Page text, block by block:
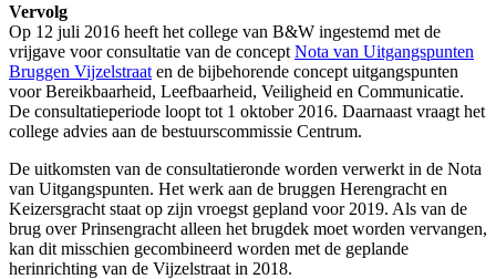
Vervolg
Op 12 juli 2016 heeft het college van B&W ingestemd met de
vrijgave voor consultatie van de concept Nota van Uitgangspunten
Bruggen Vijzelstraat en de bijbehorende concept uitgangspunten
voor Bereikbaarheid, Leefbaarheid, Veiligheid en Communicatie.
De consultatieperiode loopt tot 1 oktober 2016. Daarnaast vraagt het
college advies aan de bestuurscommissie Centrum.
De uitkomsten van de consultatieronde worden verwerkt in de Nota
van Uitgangspunten. Het werk aan de bruggen Herengracht en
Keizersgracht staat op zijn vroegst gepland voor 2019. Als van de
brug over Prinsengracht alleen het brugdek moet worden vervangen,
kan dit misschien gecombineerd worden met de geplande
herinrichting van de Vijzelstraat in 2018.